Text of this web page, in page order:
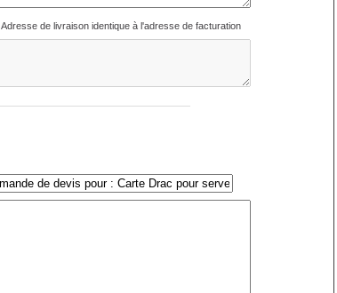
Adresse de livraison identique à l'adresse de facturation